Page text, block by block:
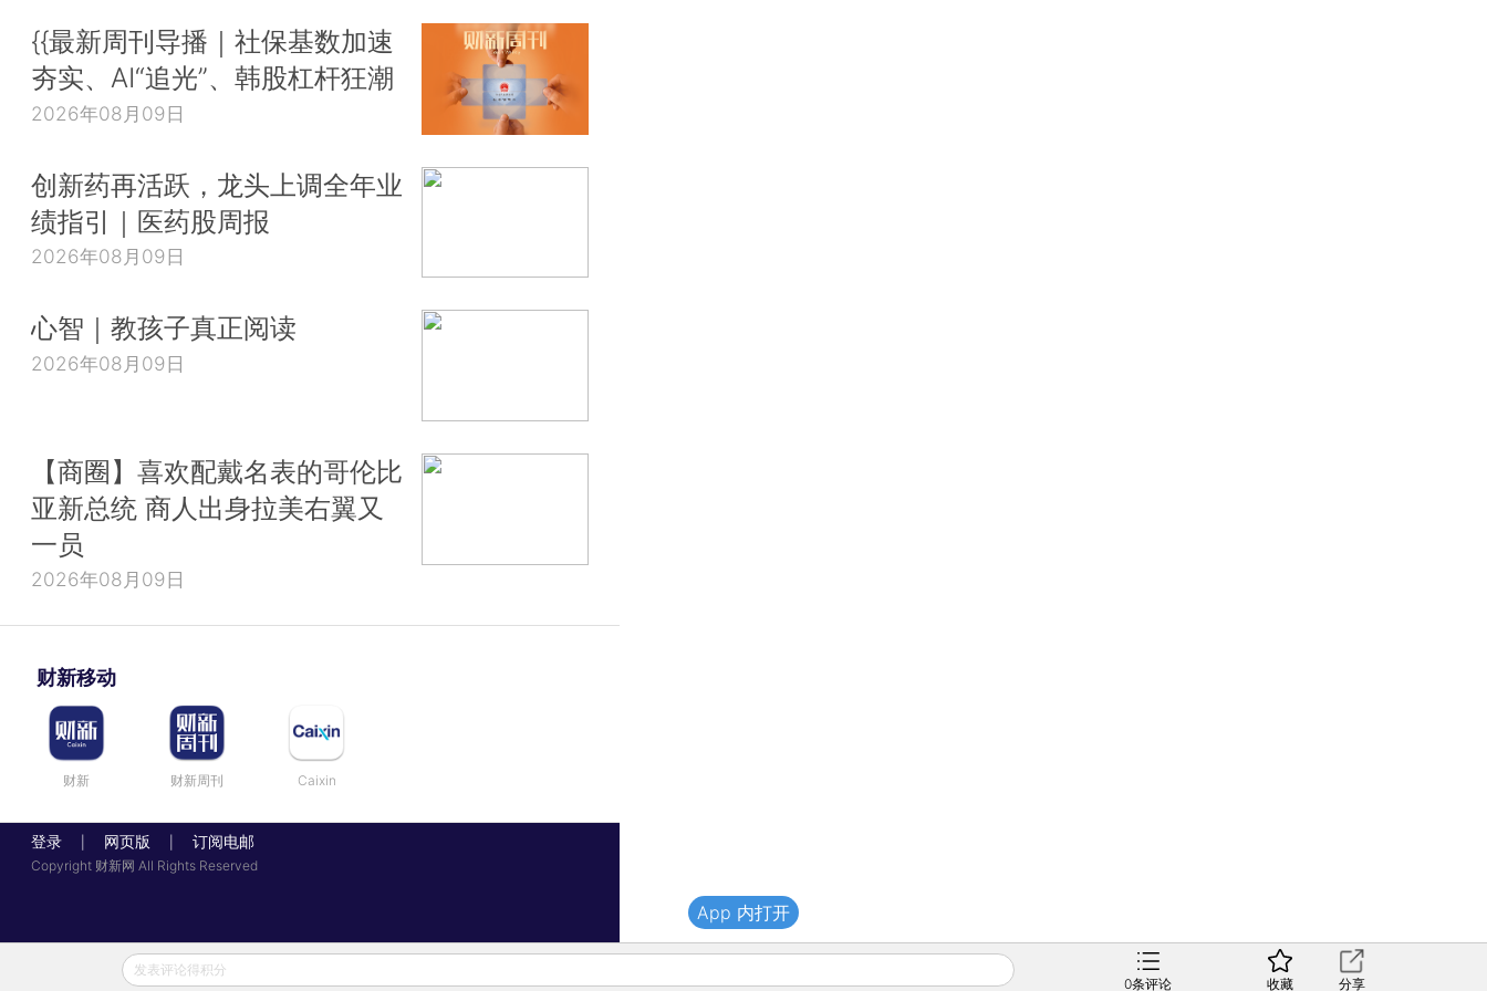
{{最新周刊导播｜社保基数加速
夯实、AI“追光”、韩股杠杆狂潮
2026年08月09日
创新药再活跃，龙头上调全年业
绩指引｜医药股周报
2026年08月09日
心智｜教孩子真正阅读
2026年08月09日
【商圈】喜欢配戴名表的哥伦比
亚新总统 商人出身拉美右翼又
一员
2026年08月09日
财新移动
财新 财新周刊 Caixin
登录 网页版 订阅电邮
Copyright 财新网 All Rights Reserved
发表评论得积分
0条评论 收藏 分享
App 内打开